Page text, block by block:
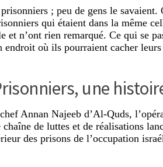
; peu de gens le savaient.
qui étaient dans la même
n’ont rien remarqué. Ce qui se
endroit où ils pourraient cacher leurs
une
Annan Najeeb d’Al-Quds,
de luttes et de réalisations
des prisons de l’occupation